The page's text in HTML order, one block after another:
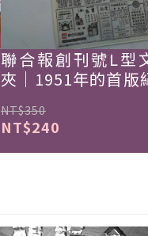
聯合報創刊號L型
夾｜1951年的首版
NT$350
NT$240